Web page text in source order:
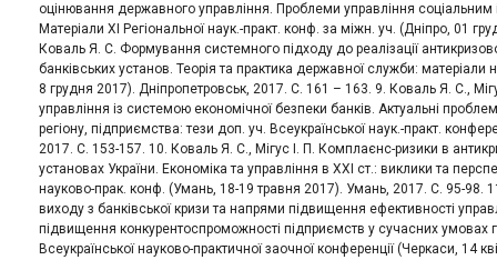
оцінювання державного управління. Проблеми управління соціальним
Матеріали XI Регіональної наук.-практ. конф. за міжн. уч. (Дніпро, 01
Коваль Я. С. Формування системного підходу до реалізації
банківських установ. Теорія та практика державної служби: матеріали
8 грудня 2017). Дніпропетровськ, 2017. С. 161 – 163. 9. Коваль Я. С.,
управління із системою економічної безпеки банків. Актуальні
регіону, підприємства: тези доп. уч. Всеукраїнської наук.-практ.
2017. С. 153-157. 10. Коваль Я. С., Мігус І. П. Комплаєнс-ризики в
установах України. Економіка та управління в ХХІ ст.: виклики та
науково-прак. конф. (Умань, 18-19 травня 2017). Умань, 2017. С. 95-98.
виходу з банківської кризи та напрями підвищення ефективності
підвищення конкурентоспроможності підприємств у сучасних умовах
Всеукраїнської науково-практичної заочної конференції (Черкаси, 14